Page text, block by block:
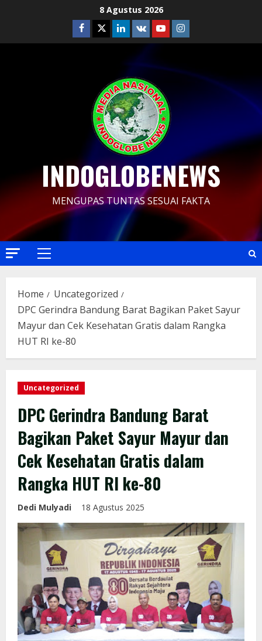
8 Agustus 2026
Facebook
TwitterLinkedin
VK YoutubeInstagram
INDOGLOBENEWS
MENGUPAS TUNTAS SESUAI FAKTA
Primary
Home
Uncategorized
DPC Gerindra Bandung Barat Bagikan Paket Sayur
Mayur dan Cek Kesehatan Gratis dalam Rangka
HUT RI ke-80
Uncategorized
DPC Gerindra Bandung Barat
Bagikan Paket Sayur Mayur dan
Cek Kesehatan Gratis dalam
Rangka HUT RI ke-80
Dedi Mulyadi 18 Agustus 2025